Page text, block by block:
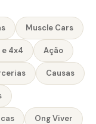
Muscle Cars
4x4 Ação
Causas
Ong Viver